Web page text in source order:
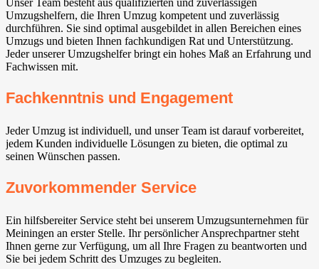
Umzugshelfern, die Ihren Umzug kompetent und zuverlässig
durchführen. Sie sind optimal ausgebildet in allen Bereichen eines
Umzugs und bieten Ihnen fachkundigen Rat und Unterstützung.
Jeder unserer Umzugshelfer bringt ein hohes Maß an Erfahrung und
Fachwissen mit.
Fachkenntnis und Engagement
Jeder Umzug ist individuell, und unser Team ist darauf vorbereitet,
jedem Kunden individuelle Lösungen zu bieten, die optimal zu
seinen Wünschen passen.
Zuvorkommender Service
Ein hilfsbereiter Service steht bei unserem Umzugsunternehmen für
Meiningen an erster Stelle. Ihr persönlicher Ansprechpartner steht
Ihnen gerne zur Verfügung, um all Ihre Fragen zu beantworten und
Sie bei jedem Schritt des Umzuges zu begleiten.